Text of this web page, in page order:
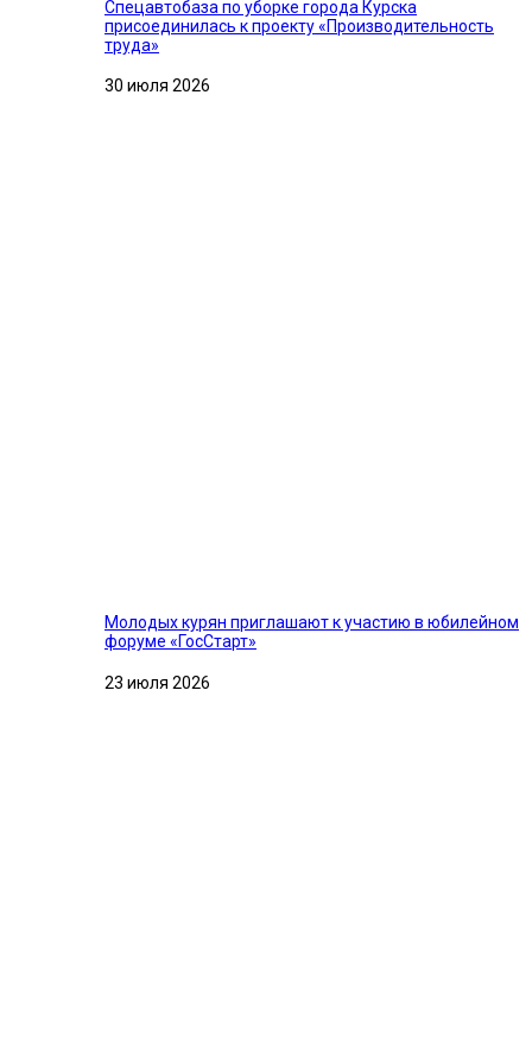
Спецавтобаза по уборке города Курска
присоединилась к проекту «Производительность
труда»
30 июля 2026
Молодых курян приглашают к участию в юбилейном
форуме «ГосСтарт»
23 июля 2026